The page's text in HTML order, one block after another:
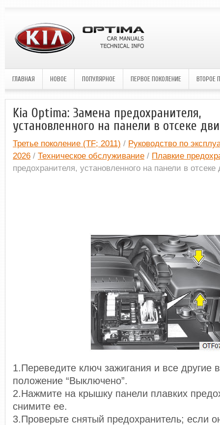
ГЛАВНАЯ НОВОЕ ПОПУЛЯРНОЕ ПЕРВОЕ ПОКОЛЕНИЕ ВТОРОЕ
Kia Optima: Замена предохранителя,
установленного на панели в отсеке
Третье поколение (TF; 2011) / Руководство по
2026 / Техническое обслуживание / Плавкие
предохранителя, установленного на панели в отсеке
1.Переведите ключ зажигания и все другие
положение “Выключено”.
2.Нажмите на крышку панели плавких
снимите ее.
3.Проверьте снятый предохранитель; если